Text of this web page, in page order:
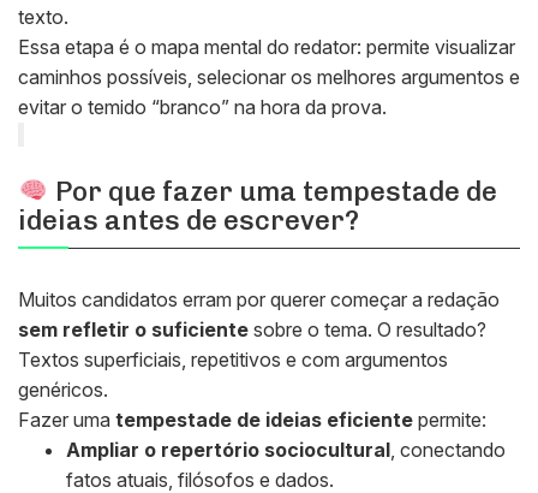
texto.
Essa etapa é o mapa mental do redator: permite visualizar
caminhos possíveis, selecionar os melhores argumentos e
evitar o temido “branco” na hora da prova.
Por que fazer uma tempestade de
ideias antes de escrever?
Muitos candidatos erram por querer começar a redação
sem refletir o suficiente sobre o tema. O resultado?
Textos superficiais, repetitivos e com argumentos
genéricos.
Fazer uma tempestade de ideias eficiente permite:
Ampliar o repertório sociocultural , conectando
fatos atuais, filósofos e dados.